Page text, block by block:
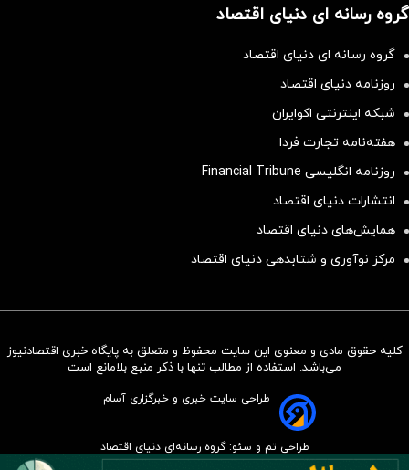
سرمایه‌گذاری همسنگ با شاخص
گروه رسانه ای دنیای اقتصاد
گروه رسانه ای دنیای اقتصاد
روزنامه دنیای اقتصاد
شبکه اینترنتی اکوایران
هفته‌نامه تجارت فردا
روزنامه انگلیسی Financial Tribune
انتشارات دنیای اقتصاد
همایش‌های دنیای اقتصاد
مرکز نوآوری و شتابدهی دنیای اقتصاد
کلیه حقوق مادی و معنوی این سایت محفوظ و متعلق به پایگاه خبری اقتصادنیوز
می‌باشد. استفاده از مطالب تنها با ذکر منبع بلامانع است
طراحی سایت خبری و خبرگزاری آسام
طراحی تم و سئو: گروه رسانه‌ای دنیای اقتصاد